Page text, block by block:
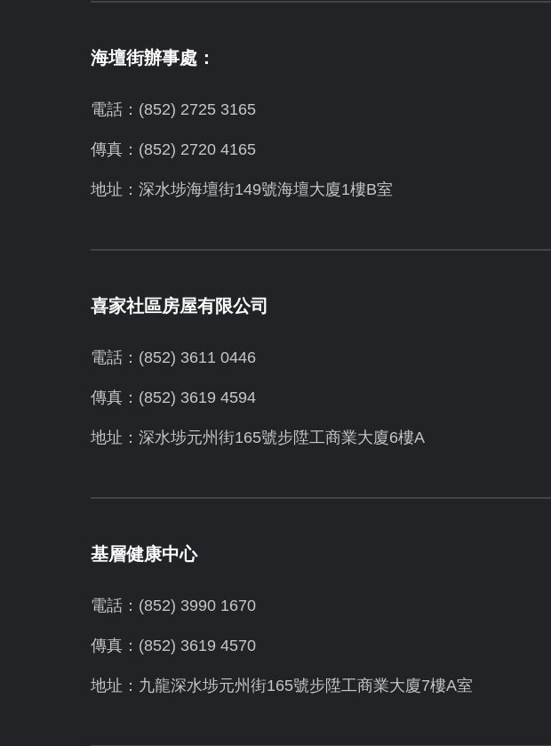
海壇街辦事處：
電話：(852) 2725 3165
傳真：(852) 2720 4165
地址：深水埗海壇街149號海壇大廈1樓B室
喜家社區房屋有限公司
電話：(852) 3611 0446
傳真：(852) 3619 4594
地址： 深水埗元州街165號步陞工商業大廈6樓A
基層健康中心
電話：(852) 3990 1670
傳真：(852) 3619 4570
地址：九龍深水埗元州街165號步陞工商業大廈7樓A室